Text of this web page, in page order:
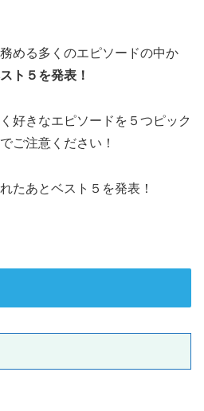
める多くのエピソードの中か
ト５を発表！
好きなエピソードを５つピック
ご注意ください！
たあとベスト５を発表！